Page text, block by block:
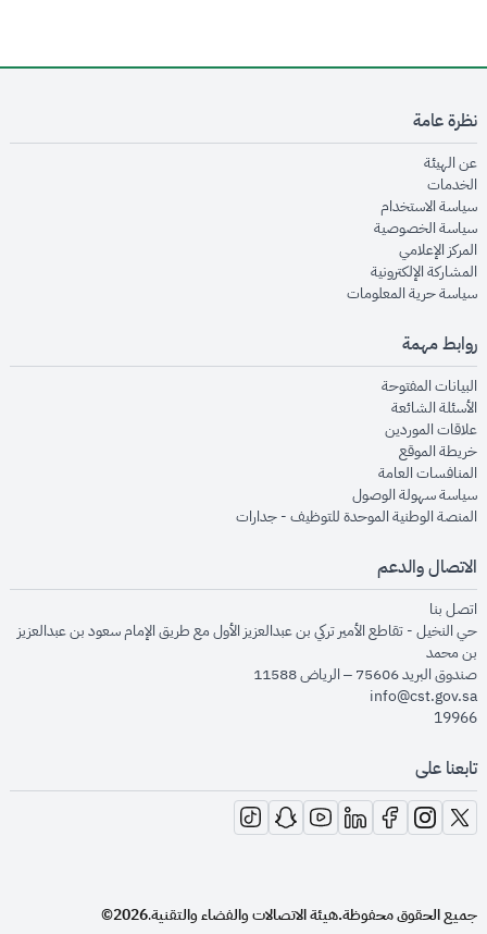
نظرة عامة
عن الهيئةopens in new window
الخدماتopens in new window
سياسة الاستخدام
سياسة الخصوصيةopens in new window
المركز الإعلاميopens in new window
المشاركة الإلكترونيةopens in new window
سياسة حرية المعلوماتopens in new window
روابط مهمة
البيانات المفتوحةopens in new window
الأسئلة الشائعةopens in new window
علاقات الموردينopens in new window
خريطة الموقعopens in new window
المنافسات العامةopens in new window
سياسة سهولة الوصولopens in new window
المنصة الوطنية الموحدة للتوظيف - جداراتopens in new window
الاتصال والدعم
اتصل بنا
حي النخيل - تقاطع الأمير تركي بن عبدالعزيز الأول مع طريق الإمام سعود بن عبدالعزيز
بن محمد
صندوق البريد 75606 – الرياض 11588
info@cst.gov.sa
19966
تابعنا على
opens in new window
opens in new window
opens in new window
opens in new window
opens in new window
opens in new window
opens in new window
جميع الحقوق محفوظة.هيئة الاتصالات والفضاء والتقنية.
2026©